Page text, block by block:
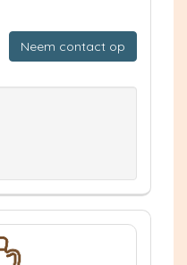
Neem contact op